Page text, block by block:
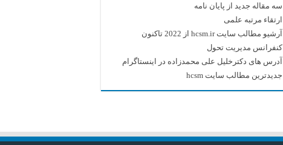
سه مقاله جدید از پایان نامه
ارتقاء مرتبه علمی
آرشیو مطالب سایت hcsm.ir از 2022 تاکنون
کنفرانس مدیریت تحول
آدرس های دکترخلیل علی محمدزاده در اینستاگرام
جدیدترین مطالب سایت hcsm